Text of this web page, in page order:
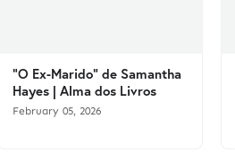
"O Ex-Marido" de Samantha
Hayes | Alma dos Livros
February 05, 2026